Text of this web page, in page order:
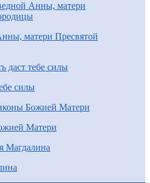
матери Пресвятой
силы
Матери